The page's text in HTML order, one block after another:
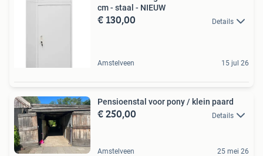
cm - staal - NIEUW
€ 130,00 Details
Amstelveen 15 jul 26
Pensioenstal voor pony / klein paard
€ 250,00 Details
Amstelveen 25 mei 26